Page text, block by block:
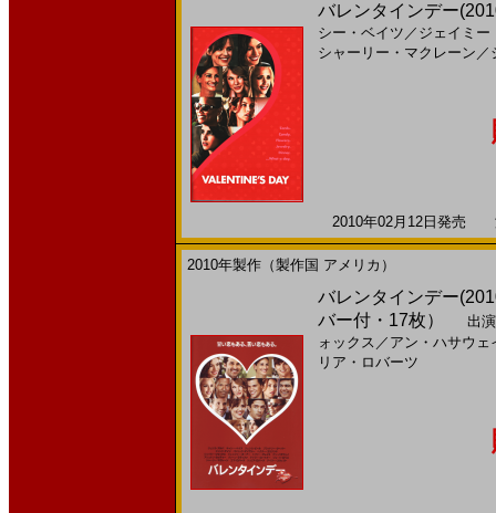
バレンタインデー
シー・ベイツ ／ ジェイミー
シャーリー・マクレーン ／
2010年02月12日発売
2010年製作（製作国 アメリカ）
バレンタインデー
バー付・17枚）
出演
ォックス ／ アン・ハサウェ
リア・ロバーツ